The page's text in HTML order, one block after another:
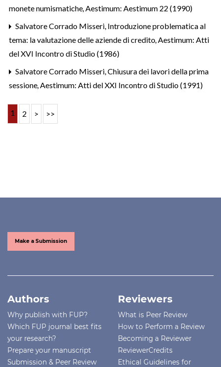
monete numismatiche,Aestimum: Aestimum 22 (1990)
Salvatore Corrado Misseri, Introduzione problematica al
tema: la valutazione delle aziende di credito,Aestimum: Atti
del XVI Incontro di Studio (1986)
Salvatore Corrado Misseri,Chiusura dei lavori della prima
sessione,Aestimum: Atti del XXI Incontro di Studio (1991)
1 2 > >>
Make a Submission
Authors
Why publish with FUP?
Which FUP journal best fits
your research?
Prepare your manuscript
Submission & Peer Review
Reviewers
What is Peer Review
How to Perform a Review
Becoming a Reviewer
ReviewerCredits
Ethical Guidelines for